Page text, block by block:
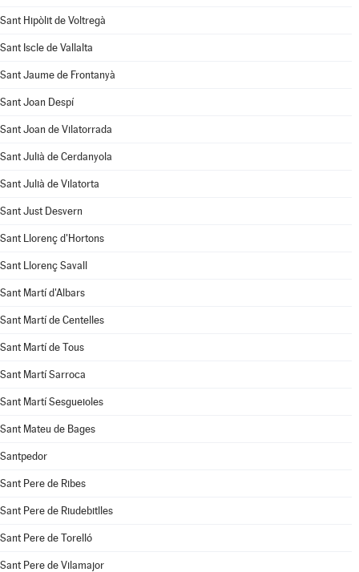
Sant Hipòlit de Voltregà
Sant Iscle de Vallalta
Sant Jaume de Frontanyà
Sant Joan Despí
Sant Joan de Vilatorrada
Sant Julià de Cerdanyola
Sant Julià de Vilatorta
Sant Just Desvern
Sant Llorenç d'Hortons
Sant Llorenç Savall
Sant Martí d'Albars
Sant Martí de Centelles
Sant Martí de Tous
Sant Martí Sarroca
Sant Martí Sesgueioles
Sant Mateu de Bages
Santpedor
Sant Pere de Ribes
Sant Pere de Riudebitlles
Sant Pere de Torelló
Sant Pere de Vilamajor